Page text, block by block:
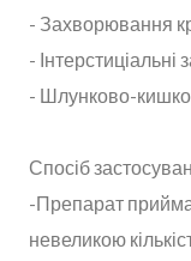
- Захворювання
-
- Шлунково-
Спосіб
-Препарат
невеликою